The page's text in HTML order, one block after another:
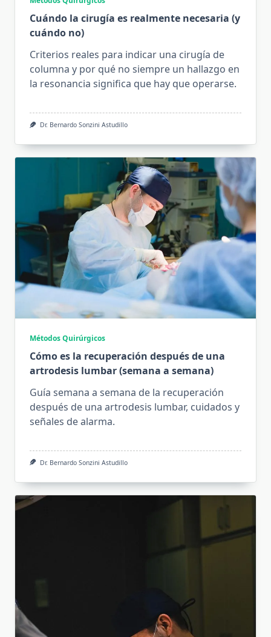
Cuándo la cirugía es realmente necesaria (y
cuándo no)
Criterios reales para indicar una cirugía de
columna y por qué no siempre un hallazgo en
la resonancia significa que hay que operarse.
Dr. Bernardo Sonzini Astudillo
Métodos Quirúrgicos
Cómo es la recuperación después de una
artrodesis lumbar (semana a semana)
Guía semana a semana de la recuperación
después de una artrodesis lumbar, cuidados y
señales de alarma.
Dr. Bernardo Sonzini Astudillo